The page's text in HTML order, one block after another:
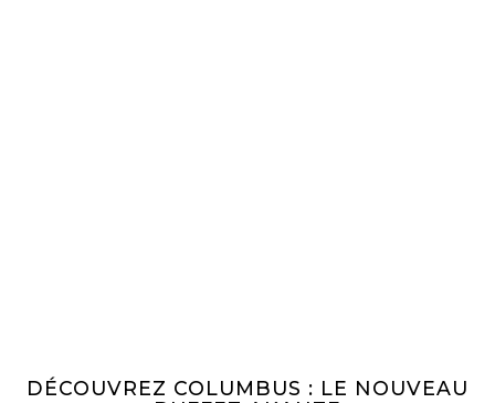
DÉCOUVREZ COLUMBUS : LE NOUVEAU